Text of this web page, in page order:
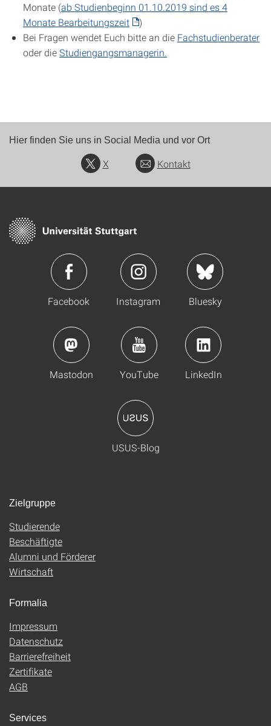
Monate (ab Studienbeginn 01.10.2019 sind es 4
Monate Bearbeitungszeit
)
Bei Fragen wendet Euch bitte an die Fachstudienberater
oder dieStudiengangsmanagerin.
Hier finden Sie uns in Social Media und vor Ort
X Kontakt
Facebook Instagram Bluesky
Mastodon YouTube LinkedIn
USUS-Blog
Zielgruppe
Studierende
Beschäftigte
Alumni und Förderer
Wirtschaft
Formalia
Impressum
Datenschutz
Barrierefreiheit
Zertifikate
AGB
Services